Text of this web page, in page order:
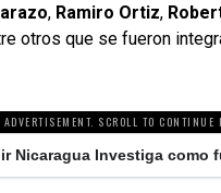
, Ramiro Ortiz,
otros que se fueron
ADVERTISEMENT. SCROLL TO CONTINUE
Nicaragua Investiga como